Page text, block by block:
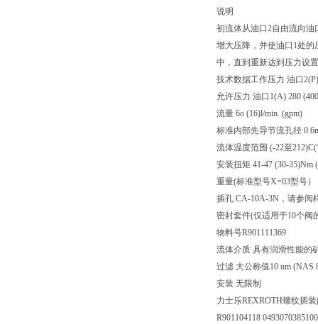
说明
初流体从油口2自由流向
增大压降，并使油口1处
中，直到重新达到压力设
技术数据工作压力 油口
允许压力 油口1(A) 280
流量 6o (16)l/min. (gpm)
标准内部先导节流孔径
流体温度范围 (-22至
安装扭矩 41-47 (30-35)Nm
重量(标准型号X=03型号）
插孔 CA-10A-3N，请参阅
密封套件(仅适用于10个阀
物料号R901111369
流体介质 具有润滑性能的
过滤 大公称值10 um (NAS
安装 无限制
力士乐REXROTH螺纹插
R901104118